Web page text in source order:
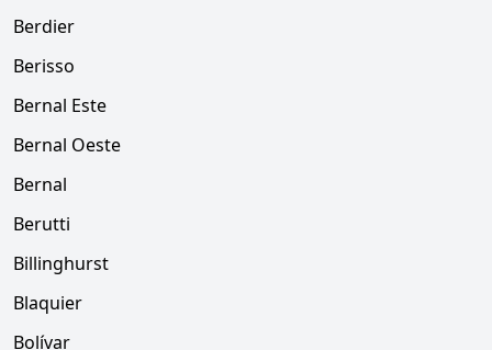
Berdier
Berisso
Bernal Este
Bernal Oeste
Bernal
Berutti
Billinghurst
Blaquier
Bolívar